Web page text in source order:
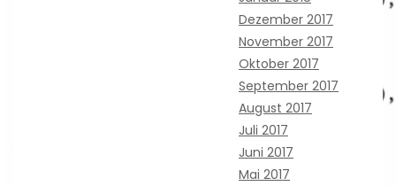
Dezember 2017
November 2017
Oktober 2017
September 2017
August 2017
Juli 2017
Juni 2017
Mai 2017